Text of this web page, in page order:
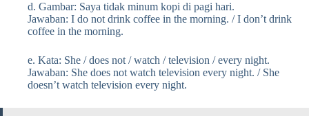
d. Gambar: Saya tidak minum kopi di pagi hari.
Jawaban: I do not drink coffee in the morning. / I don’t drink
coffee in the morning.
e. Kata: She / does not / watch / television / every night.
Jawaban: She does not watch television every night. / She
doesn’t watch television every night.